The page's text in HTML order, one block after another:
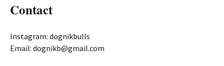
Contact
Instagram: dognikbulls
Email: dognikb@gmail.com